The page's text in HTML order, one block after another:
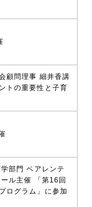
顧問理事 細井香講
トの重要性と子育
部門 ペアレンテ
ル主催 「第16回
ログラム」に参加